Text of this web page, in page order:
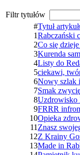
Filtr tytułów
#Tytuł
1Rabczański
2Co się
3Kurenda
4Listy do
5ciekawi,
6Nowy szlak
7Smak
8Uzdrowisko
9FRRR
10Opieka
11 Znasz
12Z Krainy
13Made in